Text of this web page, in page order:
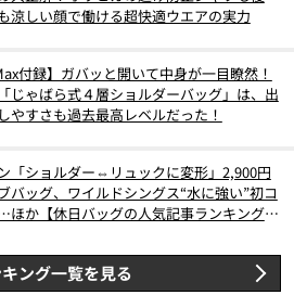
涼しい顔で働ける超快適ウエアの実力
付録】ガバッと開いて中身が一目瞭然！
じゃばら式４層ショルダーバッグ」は、出
やすさも過去最高レベルだった！
「ショルダー⇔リュックに変形」2,900円
バッグ、ワイルドシングス“水に強い”初コ
ほか【休日バッグの人気記事ランキングベ
ング一覧を見る